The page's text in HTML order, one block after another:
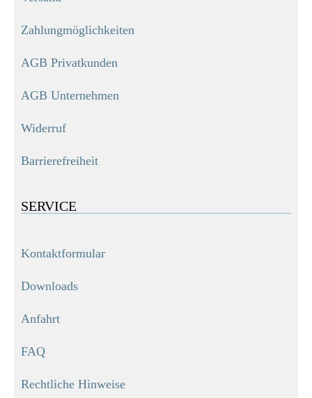
Zahlungmöglichkeiten
AGB Privatkunden
AGB Unternehmen
Widerruf
Barrierefreiheit
SERVICE
Kontaktformular
Downloads
Anfahrt
FAQ
Rechtliche Hinweise